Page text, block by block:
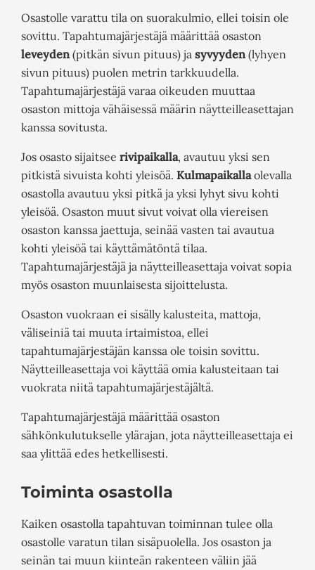
Osastolle varattu tila on suorakulmio, ellei toisin ole
sovittu. Tapahtumajärjestäjä määrittää osaston
leveyden (pitkän sivun pituus) ja syvyyden (lyhyen
sivun pituus) puolen metrin tarkkuudella.
Tapahtumajärjestäjä varaa oikeuden muuttaa
osaston mittoja vähäisessä määrin näytteilleasettajan
kanssa sovitusta.
Jos osasto sijaitsee rivipaikalla, avautuu yksi sen
pitkistä sivuista kohti yleisöä. Kulmapaikallaolevalla
osastolla avautuu yksi pitkä ja yksi lyhyt sivu kohti
yleisöä. Osaston muut sivut voivat olla viereisen
osaston kanssa jaettuja, seinää vasten tai avautua
kohti yleisöä tai käyttämätöntä tilaa.
Tapahtumajärjestäjä ja näytteilleasettaja voivat sopia
myös osaston muunlaisesta sijoittelusta.
Osaston vuokraan ei sisälly kalusteita, mattoja,
väliseiniä tai muuta irtaimistoa, ellei
tapahtumajärjestäjän kanssa ole toisin sovittu.
Näytteilleasettaja voi käyttää omia kalusteitaan tai
vuokrata niitä tapahtumajärjestäjältä.
Tapahtumajärjestäjä määrittää osaston
sähkönkulutukselle ylärajan, jota näytteilleasettaja ei
saa ylittää edes hetkellisesti.
Toiminta osastolla
Kaiken osastolla tapahtuvan toiminnan tulee olla
osastolle varatun tilan sisäpuolella. Jos osaston ja
seinän tai muun kiinteän rakenteen väliin jää